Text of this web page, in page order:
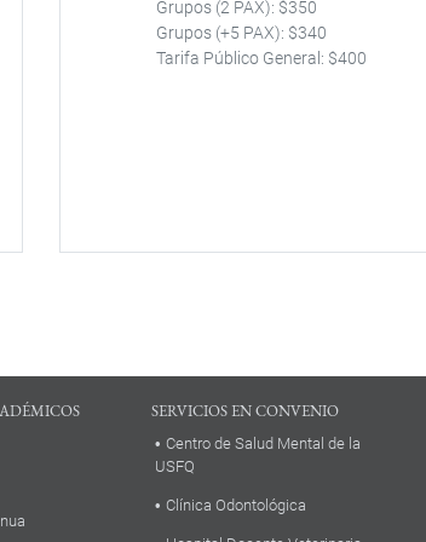
Grupos (2 PAX): $350
Grupos (+5 PAX): $340
Tarifa Público General: $400
SERVICIOS EN CONVENIO
Centro de Salud Mental de la
USFQ
Clínica Odontológica